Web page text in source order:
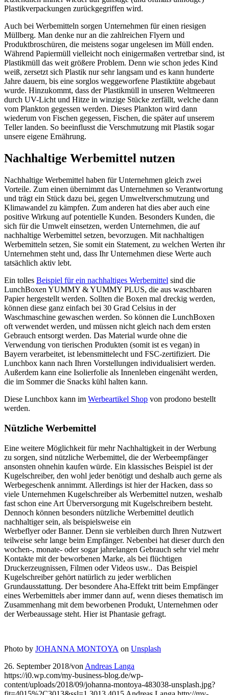
Plastikverpackungen zurückgegriffen wird.
Auch bei Werbemitteln sorgen Unternehmen für einen riesigen
Müllberg. Man denke nur an die zahlreichen Flyern und
Produktbroschüren, die meistens sogar ungelesen im Müll enden.
Während Papiermüll vielleicht noch einigermaßen vertretbar sind, ist
Plastikmüll das weit größere Problem. Denn wie schon jedes Kind
weiß, zersetzt sich Plastik nur sehr langsam und es kann hunderte
Jahre dauern, bis eine sorglos weggeworfene Plastiktüte abgebaut
wurde. Hinzukommt, dass der Plastikmüll in unseren Weltmeeren
durch UV-Licht und Hitze in winzige Stücke zerfällt, welche dann
vom Plankton gegessen werden. Dieses Plankton wird dann
wiederum von Fischen gegessen, Fischen, die später auf unserem
Teller landen. So beeinflusst die Verschmutzung mit Plastik sogar
unsere eigene Ernährung.
Nachhaltige Werbemittel nutzen
Nachhaltige Werbemittel haben für Unternehmen gleich zwei
Vorteile. Zum einen übernimmt das Unternehmen so Verantwortung
und trägt ein Stück dazu bei, gegen Umweltverschmutzung und
Klimawandel zu kämpfen. Zum anderen hat dies aber auch eine
positive Wirkung auf potentielle Kunden. Besonders Kunden, die
sich für die Umwelt einsetzen, werden Unternehmen, die auf
nachhaltige Werbemittel setzen, bevorzugen. Mit nachhaltigen
Werbemitteln setzen, Sie somit ein Statement, zu welchen Werten ihr
Unternehmen steht und, dass Ihr Unternehmen diese Werte auch
tatsächlich aktiv lebt.
Ein tolles Beispiel für ein nachhaltiges Werbemittel sind die
LunchBoxen YUMMY & YUMMY PLUS, die aus waschbaren
Papier hergestellt werden. Sollten die Boxen mal dreckig werden,
können diese ganz einfach bei 30 Grad Celsius in der
Waschmaschine gewaschen werden. So können die LunchBoxen
oft verwendet werden, und müssen nicht gleich nach dem ersten
Gebrauch entsorgt werden. Das Material wurde ohne die
Verwendung von tierischen Produkten (somit ist es vegan) in
Bayern verarbeitet, ist lebensmittelecht und FSC-zertifiziert. Die
Lunchbox kann nach Ihren Vorstellungen individualisiert werden.
Außerdem kann eine Isolierfolie als Innenleben eingenäht werden,
die im Sommer die Snacks kühl halten kann.
Diese Lunchbox kann im Werbeartikel Shop von prodono bestellt
werden.
Nützliche Werbemittel
Eine weitere Möglichkeit für mehr Nachhaltigkeit in der Werbung
zu sorgen, sind nützliche Werbemittel, die der Werbeempfänger
ansonsten ohnehin kaufen würde. Ein klassisches Beispiel ist der
Kugelschreiber, den wohl jeder benötigt und deshalb auch gerne als
Werbegeschenk annimmt. Allerdings ist hier der Hacken, dass so
viele Unternehmen Kugelschreiber als Werbemittel nutzen, weshalb
fast schon eine Art Überversorgung mit Kugelschreibern besteht.
Dennoch können besonders nützliche Werbemittel deutlich
nachhaltiger sein, als beispielsweise ein
Werbeflyer oder Banner. Denn sie verbleiben durch Ihren Nutzwert
teilweise sehr lange beim Empfänger. Nebenbei hat dieser durch den
wochen-, monate- oder sogar jahrelangen Gebrauch sehr viel mehr
Kontakte mit der beworbenen Marke, als bei flüchtigen
Druckerzeugnissen, Filmen oder Videos usw.. Das Beispiel
Kugelschreiber gehört natürlich zu jeder werblichen
Grundausstattung. Der besondere Aha-Effekt tritt beim Empfänger
eines Werbemittels aber immer dann auf, wenn dieses thematisch im
Zusammenhang mit dem beworbenen Produkt, Unternehmen oder
der Werbeaussage steht. Hier ist Phantasie gefragt.
Photo by JOHANNA MONTOYA on Unsplash
26. September 2018/von Andreas Langa
https://i0.wp.com/my-business-blog.de/wp-
content/uploads/2018/09/johanna-montoya-483038-unsplash.jpg?